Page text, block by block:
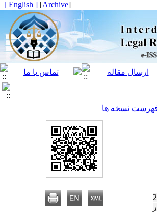
[
Archive
]
[ English ]
نسخه ها
جرایم جنسی 2003